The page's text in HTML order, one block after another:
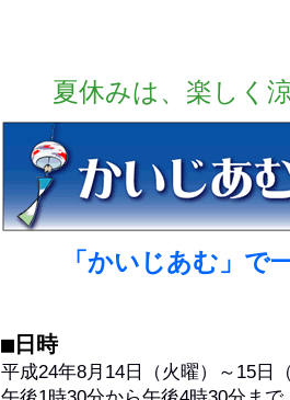
夏休みは、楽しく
「かいじあむ」
■日時
平成24年8月14日（火曜）～15日